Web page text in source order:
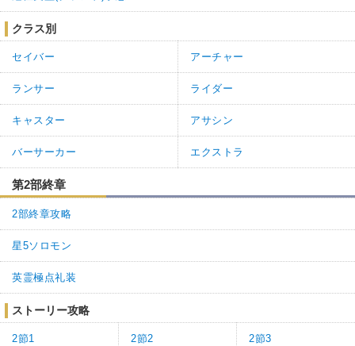
クラス別
セイバー アーチャー
ランサー ライダー
キャスター アサシン
バーサーカー エクストラ
第2部終章
2部終章攻略
星5ソロモン
英霊極点礼装
ストーリー攻略
2節1 2節2 2節3